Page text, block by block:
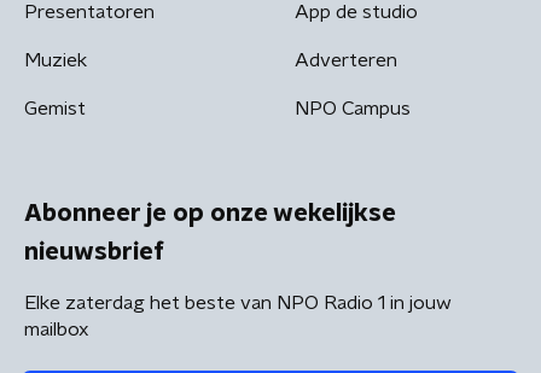
Presentatoren
Muziek
Gemist
App de studio
Adverteren
NPO Campus
Abonneer je op onze wekelijkse
nieuwsbrief
Elke zaterdag het beste van NPO Radio 1 in jouw
mailbox